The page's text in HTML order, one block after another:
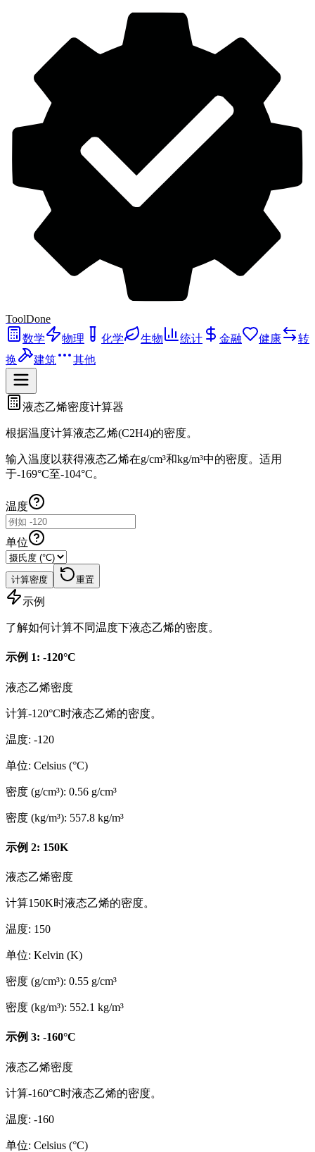
ToolDone
数学
物理 化学 生物 统计 金融 健康
转
换
建筑 其他
液态乙烯密度计算器
根据温度计算液态乙烯(C2H4)的密度。
输入温度以获得液态乙烯在g/cm³和kg/m³中的密度。适用
于-169°C至-104°C。
温度
单位
计算密度 重置
示例
了解如何计算不同温度下液态乙烯的密度。
示例 1: -120°C
液态乙烯密度
计算-120°C时液态乙烯的密度。
温度: -120
单位: Celsius (°C)
密度 (g/cm³): 0.56 g/cm³
密度 (kg/m³): 557.8 kg/m³
示例 2: 150K
液态乙烯密度
计算150K时液态乙烯的密度。
温度: 150
单位: Kelvin (K)
密度 (g/cm³): 0.55 g/cm³
密度 (kg/m³): 552.1 kg/m³
示例 3: -160°C
液态乙烯密度
计算-160°C时液态乙烯的密度。
温度: -160
单位: Celsius (°C)